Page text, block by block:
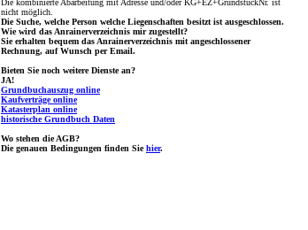
Die kombinierte Abarbeitung mit Adresse und/oder KG+EZ+GrundstückNr. ist
nicht möglich.
Die Suche, welche Person welche Liegenschaften besitzt ist ausgeschlossen.
Wie wird das Anrainerverzeichnis mir zugestellt?
Sie erhalten bequem das Anrainerverzeichnis mit angeschlossener
Rechnung, auf Wunsch per Email.
Bieten Sie noch weitere Dienste an?
JA!
Grundbuchauszug online
Kaufverträge online
Katasterplan online
historische Grundbuch Daten
Wo stehen die AGB?
Die genauen Bedingungen finden Siehier.